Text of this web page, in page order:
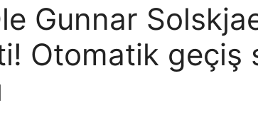
Gunnar
Otomatik geçiş